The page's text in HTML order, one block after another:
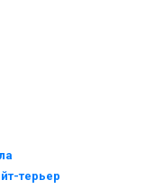
терьер